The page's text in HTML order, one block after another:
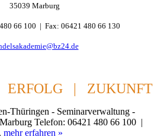
35039 Marburg
66 100 | Fax: 06421 480 66 130
| ZUKUNFT
Thüringen - Seminarverwaltung -
Telefon: 06421 480 66 100 |
mehr erfahren »